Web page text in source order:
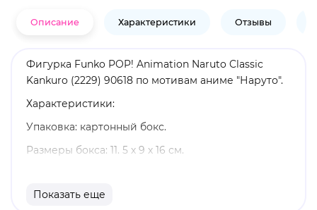
Описание Характеристики Отзывы
Фигурка Funko POP! Animation Naruto Classic
Kankuro (2229) 90618 по мотивам аниме "Наруто".
Характеристики:
Упаковка: картонный бокс.
Размеры бокса: 11. 5 х 9 х 16 см.
Оригинальный и официально лицензированный
Показать еще